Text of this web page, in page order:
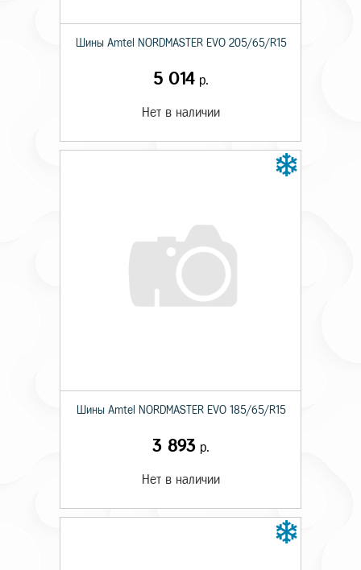
Шины Amtel NORDMASTER EVO 205/65/R15
5 014р.
Нет в наличии
Шины Amtel NORDMASTER EVO 185/65/R15
3 893р.
Нет в наличии